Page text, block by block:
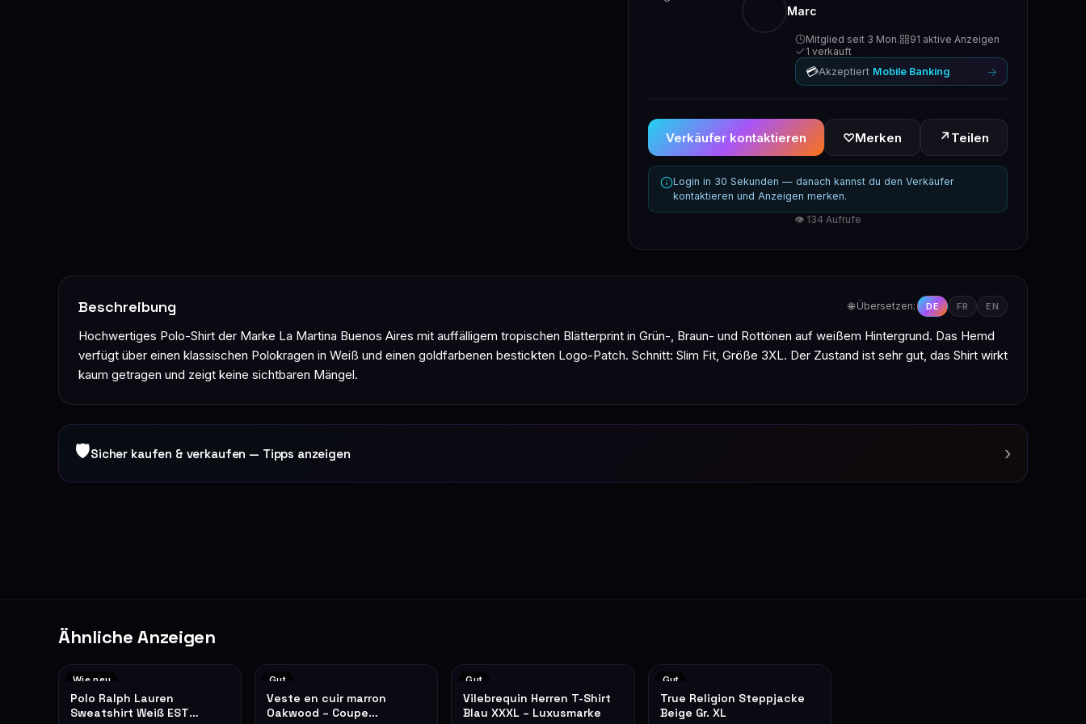
Marc
Mitglied seit 3 Mon.
91 aktive Anzeigen
1 verkauft
💳Akzeptiert Mobile Banking →
Verkäufer kontaktieren ♡Merken ↗ Teilen
Login in 30 Sekunden — danach kannst du den Verkäufer
kontaktieren und Anzeigen merken.
👁 134 Aufrufe
Beschreibung 🌐 Übersetzen: DE FR EN
Hochwertiges Polo-Shirt der Marke La Martina Buenos Aires mit auffälligem tropischen Blätterprint in Grün-, Braun- und Rottönen auf weißem Hintergrund. Das Hemd
verfügt über einen klassischen Polokragen in Weiß und einen goldfarbenen bestickten Logo-Patch. Schnitt: Slim Fit, Größe 3XL. Der Zustand ist sehr gut, das Shirt wirkt
kaum getragen und zeigt keine sichtbaren Mängel.
🛡Sicher kaufen & verkaufen — Tipps anzeigen ›
Ähnliche Anzeigen
Wie neu
Polo Ralph Lauren
Sweatshirt Weiß EST
Gut
Veste en cuir marron
Oakwood – Coupe
Gut
Vilebrequin Herren T-Shirt
Blau XXXL – Luxusmarke
Gut
True Religion Steppjacke
Beige Gr. XL